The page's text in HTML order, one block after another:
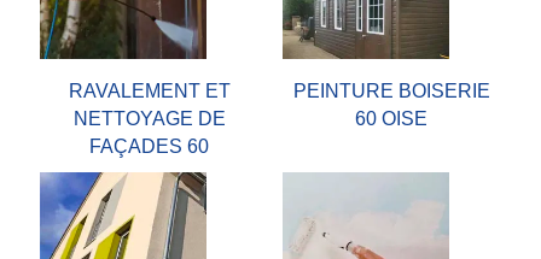
RAVALEMENT ET
NETTOYAGE DE
FAÇADES 60
PEINTURE BOISERIE
60 OISE